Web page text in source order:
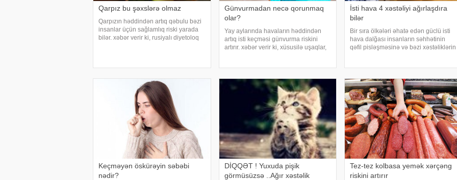
Qarpız bu şəxslərə olmaz
Qarpızın həddindən artıq qəbulu bəzi
insanlar üçün sağlamlıq riski yarada
bilər. xəbər verir ki, rusiyalı diyetoloq
Günvurmadan necə qorunmaq
olar?
Yay aylarında havaların həddindən
artıq isti keçməsi günvurma riskini
artırır. xəbər verir ki, xüsusilə uşaqlar,
qorunma
İsti hava 4 xəstəliyi ağırlaşdıra
bilər
Bir sıra ölkələri əhatə edən güclü isti
hava dalğası insanların səhhətinin
qəfil pisləşməsinə və bəzi xəstəliklərin
Keçməyən öskürəyin səbəbi
nədir?
DİQQƏT ! Yuxuda pişik
görmüsüzsə ..Ağır xəstəlik
Tez-tez kolbasa yemək xərçəng
riskini artırır